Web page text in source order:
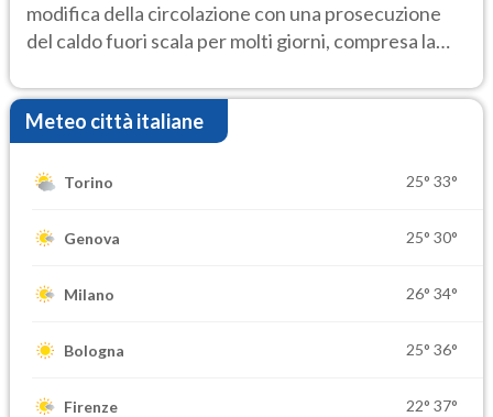
modifica della circolazione con una prosecuzione
del caldo fuori scala per molti giorni, compresa la
Meteo città italiane
Torino 25° 33°
Genova 25° 30°
Milano 26° 34°
Bologna 25° 36°
Firenze 22° 37°